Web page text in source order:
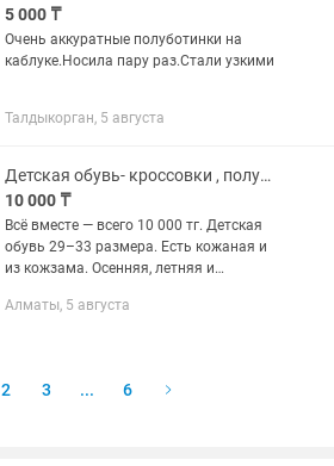
5 000 ₸
Очень аккуратные полуботинки на
каблуке.Носила пару раз.Стали узкими
Талдыкорган, 5 августа
Детская обувь- кроссовки , полуботинки
10 000 ₸
Всё вместе — всего 10 000 тг. Детская
обувь 29–33 размера. Есть кожаная и
из кожзама. Осенняя, летняя и
несколькими детьми или для тех, кто
Алматы, 5 августа
2 3 ... 6